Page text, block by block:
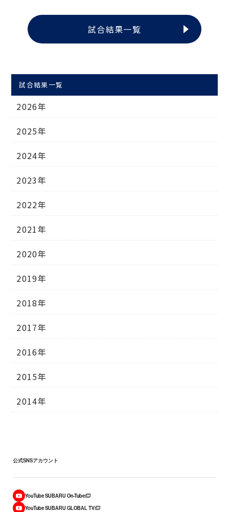
試合結果一覧
試合結果一覧
2026年
2025年
2024年
2023年
2022年
2021年
2020年
2019年
2018年
2017年
2016年
2015年
2014年
公式SNSアカウント
YouTube SUBARU On-Tube
YouTube SUBARU GLOBAL TV